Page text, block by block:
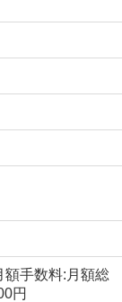
手数料:月額総
円